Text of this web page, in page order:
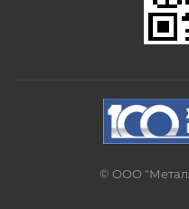
© ООО